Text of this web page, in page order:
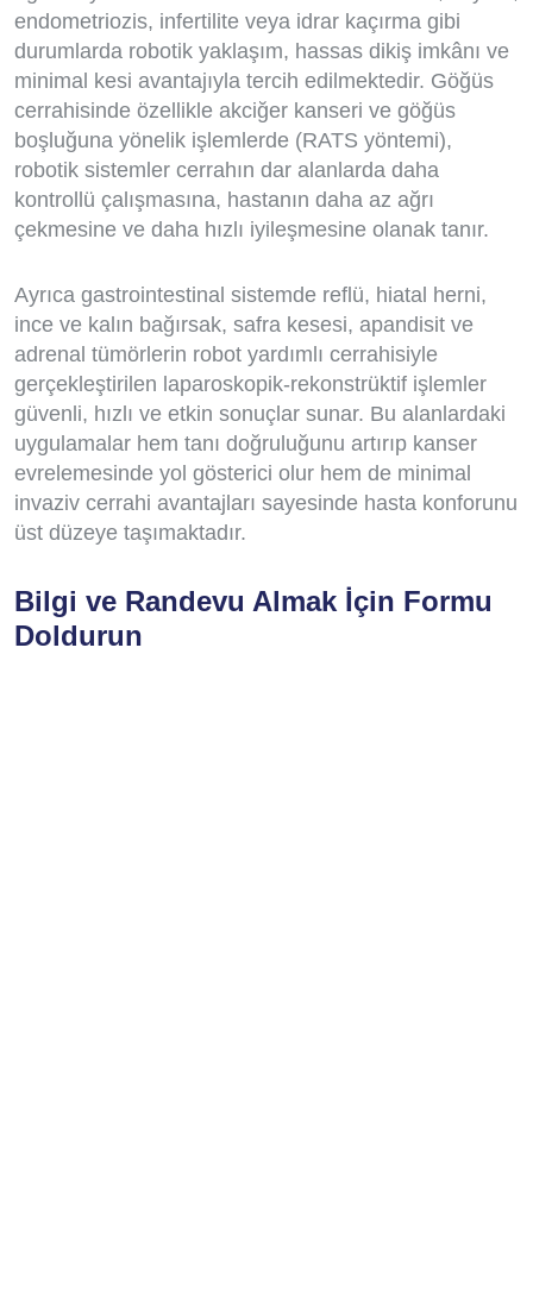
endometriozis, infertilite veya idrar kaçırma gibi
durumlarda robotik yaklaşım, hassas dikiş imkânı ve
minimal kesi avantajıyla tercih edilmektedir. Göğüs
cerrahisinde özellikle akciğer kanseri ve göğüs
boşluğuna yönelik işlemlerde (RATS yöntemi),
robotik sistemler cerrahın dar alanlarda daha
kontrollü çalışmasına, hastanın daha az ağrı
çekmesine ve daha hızlı iyileşmesine olanak tanır.
Ayrıca gastrointestinal sistemde reflü, hiatal herni,
ince ve kalın bağırsak, safra kesesi, apandisit ve
adrenal tümörlerin robot yardımlı cerrahisiyle
gerçekleştirilen laparoskopik-rekonstrüktif işlemler
güvenli, hızlı ve etkin sonuçlar sunar. Bu alanlardaki
uygulamalar hem tanı doğruluğunu artırıp kanser
evrelemesinde yol gösterici olur hem de minimal
invaziv cerrahi avantajları sayesinde hasta konforunu
üst düzeye taşımaktadır.
Bilgi ve Randevu Almak İçin Formu
Doldurun